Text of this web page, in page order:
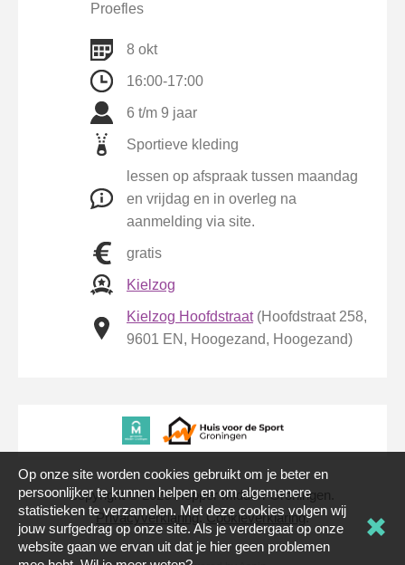
Op onze site worden cookies gebruikt om je beter en
persoonlijker te kunnen helpen en om algemenere
statistieken te verzamelen. Met deze cookies volgen wij
jouw surfgedrag op onze site. Als je verdergaat op onze
website gaan we ervan uit dat je hier geen problemen
Proefles
8 okt
16:00-17:00
6 t/m 9 jaar
Sportieve kleding
lessen op afspraak tussen maandag
en vrijdag en in overleg na
aanmelding via site.
gratis
Kielzog
Kielzog Hoofdstraat(Hoofdstraat 258,
9601 EN, Hoogezand, Hoogezand)
copyright © 2026 Hopper Midden-Groningen.
Privacyverklaring. Cookieverklaring.